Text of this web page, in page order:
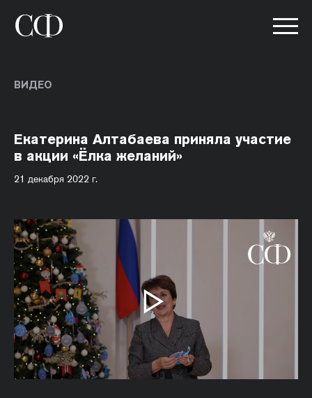
ВИДЕО
Екатерина Алтабаева приняла участие
в акции «Ёлка желаний»
21 декабря 2022 г.